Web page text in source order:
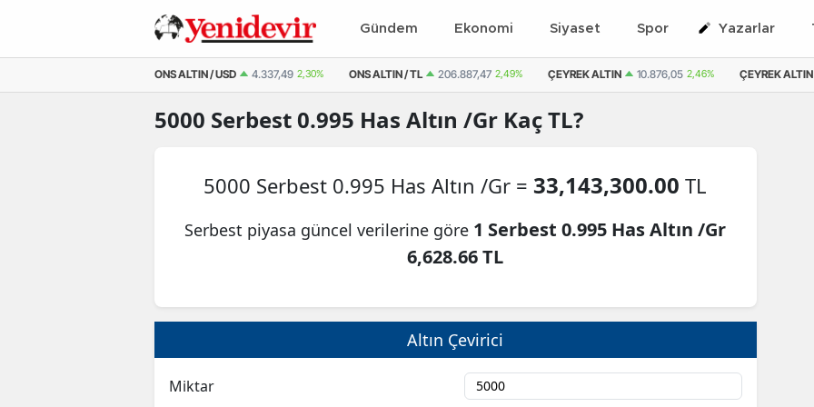
Gündem Ekonomi Siyaset Spor Yazarlar
ONS ALTIN / USD 4.337,49 2,30% ONS ALTIN / TL 206.887,47 2,49% ÇEYREK ALTIN 10.876,05 2,46% ÇEYREK
5000 Serbest 0.995 Has Altın /Gr Kaç TL?
5000 Serbest 0.995 Has Altın /Gr = 33,143,300.00TL
Serbest piyasa güncel verilerine göre 1 Serbest 0.995 Has Altın /Gr
6,628.66 TL
Altın Çevirici
Miktar